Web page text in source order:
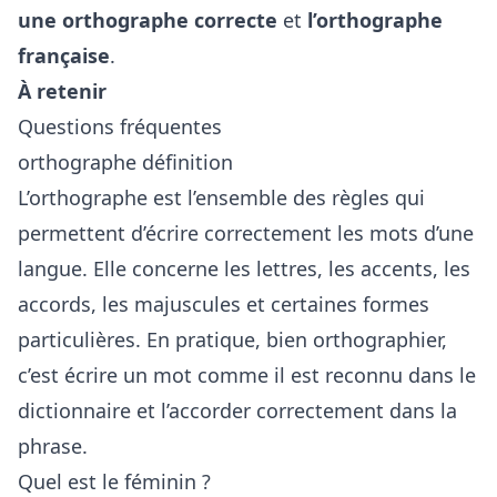
une orthographe correcte et l’orthographe
française.
À retenir
Questions fréquentes
orthographe définition
L’orthographe est l’ensemble des règles qui
permettent d’écrire correctement les mots d’une
langue. Elle concerne les lettres, les accents, les
accords, les majuscules et certaines formes
particulières. En pratique, bien orthographier,
c’est écrire un mot comme il est reconnu dans le
dictionnaire et l’accorder correctement dans la
phrase.
Quel est le féminin ?